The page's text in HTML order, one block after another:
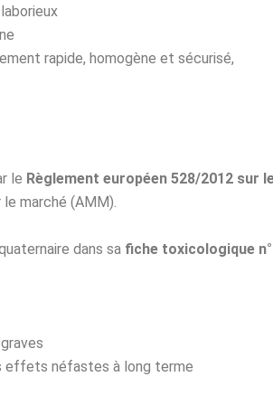
rapide, homogène et sécurisé,
le Règlement européen 528/2012 sur
le marché (AMM).
dans sa fiche toxicologique
effets néfastes à long terme